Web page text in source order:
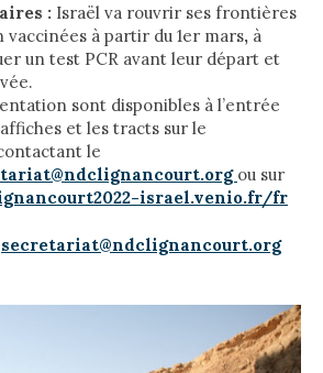
: Israël va rouvrir ses frontières
vaccinées à partir du 1er mars, à
un test PCR avant leur départ et
sont disponibles à l’entrée
et les tracts sur le
le
ou sur
israel.venio.fr/fr
secretariat@ndclignancourt.org